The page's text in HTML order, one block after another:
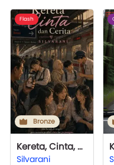
Flash
Bronze
Kereta, Cinta, dan Cerita
Silvarani